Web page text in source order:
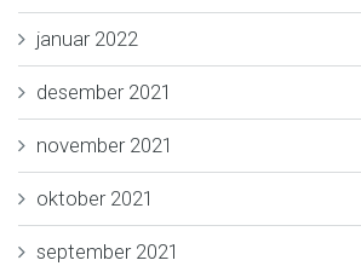
januar 2022
desember 2021
november 2021
oktober 2021
september 2021